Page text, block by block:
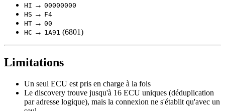
HI → 00000000
HS → F4
HT → 00
HC → 1A91 (6801)
Limitations
Un seul ECU est pris en charge à la fois
Le discovery trouve jusqu'à 16 ECU uniques (déduplication
par adresse logique), mais la connexion ne s'établit qu'avec un